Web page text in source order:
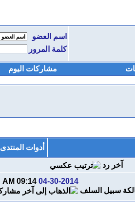
اسم العضو
كلمة المرور
مشاركات اليوم
أدوات المنتدى
آخر رد
04-30-2014
09:14 AM
سبيل السلف